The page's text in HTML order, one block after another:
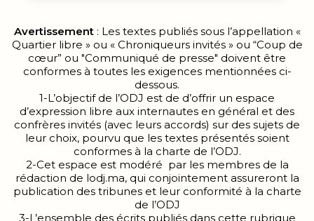
Avertissement: Les textes publiés sous l’appellation «
Quartier libre » ou « Chroniqueurs invités » ou “Coup de
cœur” ou "Communiqué de presse" doivent être
conformes à toutes les exigences mentionnées ci-
dessous.
1-L’objectif de l’ODJ est de d’offrir un espace
d’expression libre aux internautes en général et des
confrères invités (avec leurs accords) sur des sujets de
leur choix, pourvu que les textes présentés soient
conformes à la charte de l’ODJ.
2-Cet espace est modéré par les membres de la
rédaction de lodj.ma, qui conjointement assureront la
publication des tribunes et leur conformité à la charte
de l’ODJ
3-L’ensemble des écrits publiés dans cette rubrique